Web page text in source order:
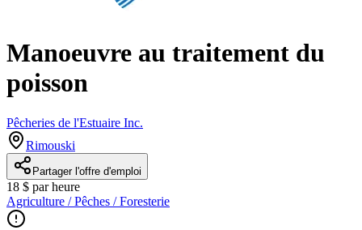
Manoeuvre au traitement du
poisson
Pêcheries de l'Estuaire Inc.
Rimouski
Partager l'offre d'emploi
18 $ par heure
Agriculture / Pêches / Foresterie